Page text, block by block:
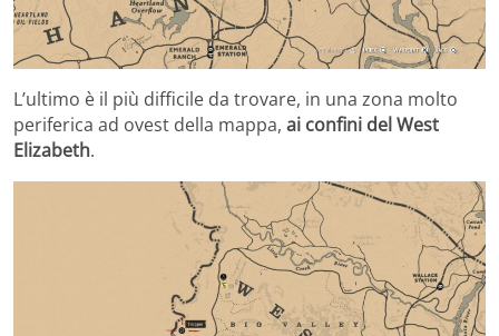
L’ultimo è il più difficile da trovare, in una zona molto
periferica ad ovest della mappa, ai confini del West
Elizabeth.